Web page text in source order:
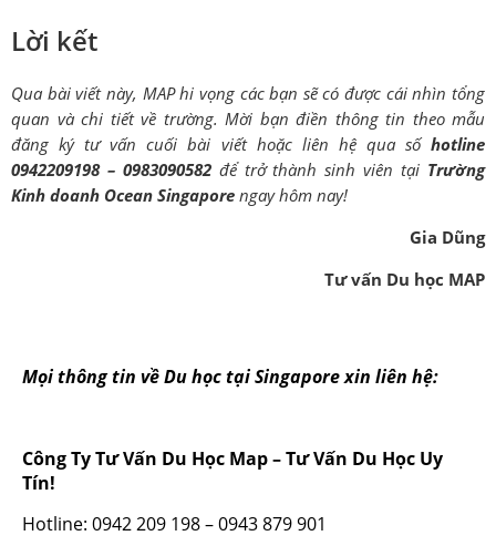
Lời kết
Qua bài viết này, MAP hi vọng các bạn sẽ có được cái nhìn tổng
quan và chi tiết về trường. Mời bạn điền thông tin theo mẫu
đăng ký tư vấn cuối bài viết hoặc liên hệ qua số hotline
0942209198 – 0983090582để trở thành sinh viên tại Trường
Kinh doanh Ocean Singapore ngay hôm nay!
Gia Dũng
Tư vấn Du học MAP
Mọi thông tin về Du học tại Singapore xin liên hệ:
Công Ty Tư Vấn Du Học Map – Tư Vấn Du Học Uy
Tín!
Hotline: 0942 209 198 – 0943 879 901